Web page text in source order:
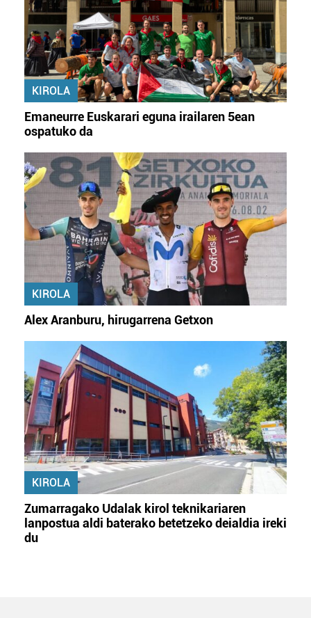
KIROLA
Emaneurre Euskarari eguna irailaren 5ean
ospatuko da
KIROLA
Alex Aranburu, hirugarrena Getxon
KIROLA
Zumarragako Udalak kirol teknikariaren
lanpostua aldi baterako betetzeko deialdia ireki
du